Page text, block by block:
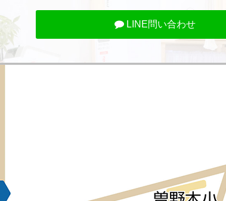
LINE問い合わせ